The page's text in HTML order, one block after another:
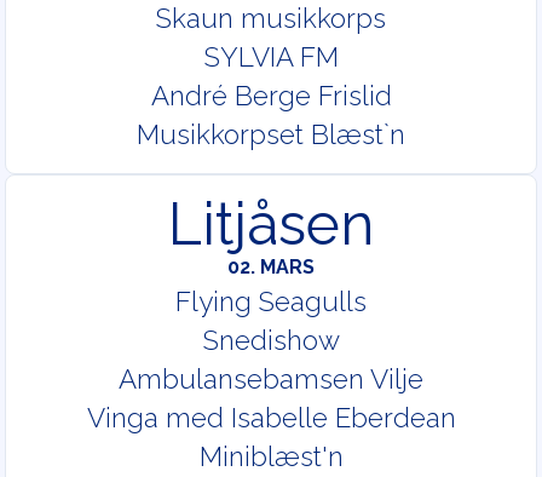
Skaun musikkorps
SYLVIA FM
André Berge Frislid
Musikkorpset Blæst`n
Litjåsen
02. MARS
Flying Seagulls
Snedishow
Ambulansebamsen Vilje
Vinga med Isabelle Eberdean
Miniblæst'n